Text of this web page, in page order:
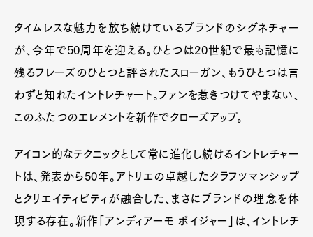
タイムレスな魅力を放ち続けているブランドのシグネチャー
が、今年で50周年を迎える。ひとつは20世紀で最も記憶に
残るフレーズのひとつと評されたスローガン、もうひとつは言
わずと知れたイントレチャート。ファンを惹きつけてやまない、
このふたつのエレメントを新作でクローズアップ。
アイコン的なテクニックとして常に進化し続けるイントレチャー
トは、発表から50年。アトリエの卓越したクラフツマンシップ
とクリエイティビティが融合した、まさにブランドの理念を体
現する存在。新作「アンディアーモ ボイジャー」は、イントレチ